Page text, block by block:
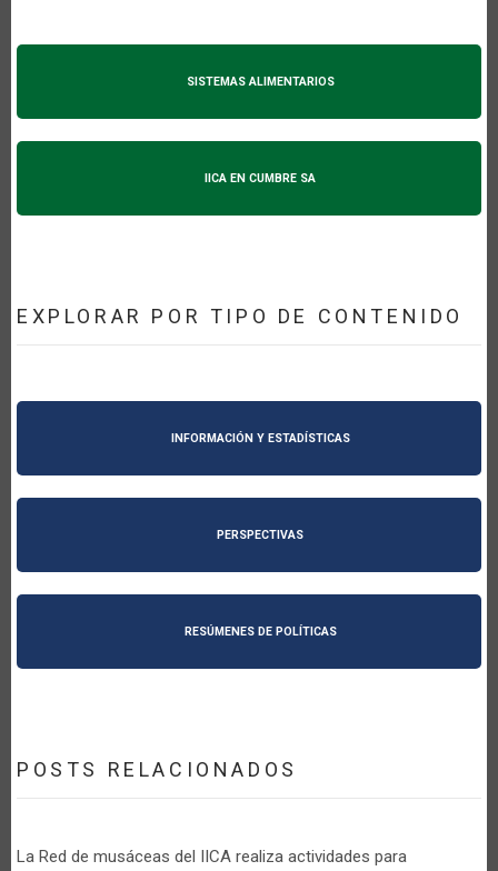
SISTEMAS ALIMENTARIOS
IICA EN CUMBRE SA
EXPLORAR POR TIPO DE CONTENIDO
INFORMACIÓN Y ESTADÍSTICAS
PERSPECTIVAS
RESÚMENES DE POLÍTICAS
POSTS RELACIONADOS
La Red de musáceas del IICA realiza actividades para